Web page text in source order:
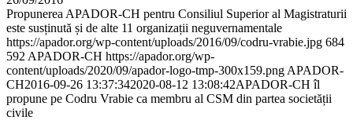
Propunerea APADOR-CH pentru Consiliul Superior al Magistraturii
este susținută și de alte 11 organizații neguvernamentale
https://apador.org/wp-content/uploads/2016/09/codru-vrabie.jpg 684
592 APADOR-CH https://apador.org/wp-
content/uploads/2020/09/apador-logo-tmp-300x159.png APADOR-
CH2016-09-26 13:37:342020-08-12 13:08:42APADOR-CH îl
propune pe Codru Vrabie ca membru al CSM din partea societății
civile